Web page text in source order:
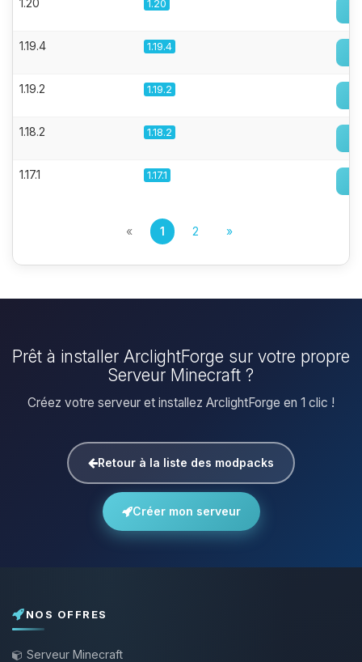
1.20 1.20
1.19.4 1.19.4
1.19.2 1.19.2
1.18.2 1.18.2
1.17.1 1.17.1
« 1 2 »
Prêt à installer ArclightForge sur votre propre
Serveur Minecraft ?
Créez votre serveur et installez ArclightForge en 1 clic !
Retour à la liste des modpacks
Créer mon serveur
NOS OFFRES
Serveur Minecraft